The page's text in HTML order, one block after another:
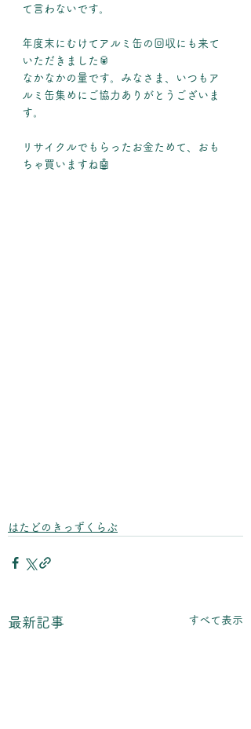
て言わないです。
年度末にむけてアルミ缶の回収にも来て
いただきました🥫
なかなかの量です。みなさま、いつもア
ルミ缶集めにご協力ありがとうございま
す。
リサイクルでもらったお金ためて、おも
ちゃ買いますね🤖
はたどのきっずくらぶ
最新記事 すべて表示